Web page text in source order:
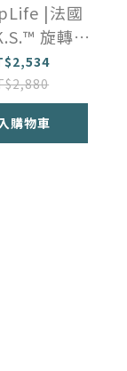
|法國
旋轉玻
雙酒杯禮
盒
購物車